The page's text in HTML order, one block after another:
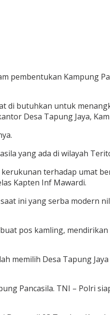
pembentukan Kampung
di butuhkan untuk
Desa Tapung Jaya,
yang ada di wilayah
terhadap umat
Kapten Inf Mawardi.
ini yang serba modern
pos kamling,
memilih Desa Tapung
Pancasila. TNI – Polri